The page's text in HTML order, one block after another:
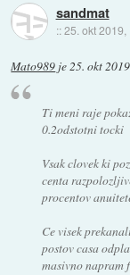
sandmat
::25. okt 2019,
Mato989 je25. okt
Ti meni raje
0.2odstotni tocki
Vsak clovek ki
centa
procentov
Ce visek
postov casa
masivno napram